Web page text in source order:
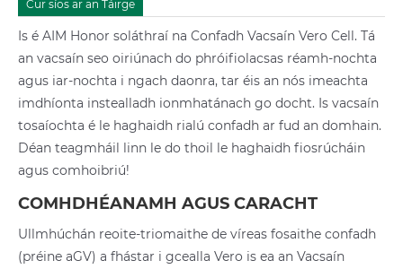
Cur síos ar an Táirge
Is é AIM Honor soláthraí na Confadh Vacsaín Vero Cell. Tá
an vacsaín seo oiriúnach do phróifiolacsas réamh-nochta
agus iar-nochta i ngach daonra, tar éis an nós imeachta
imdhíonta instealladh ionmhatánach go docht. Is vacsaín
tosaíochta é le haghaidh rialú confadh ar fud an domhain.
Déan teagmháil linn le do thoil le haghaidh fiosrúcháin
agus comhoibriú!
COMHDHÉANAMH AGUS CARACHT
Ullmhúchán reoite-triomaithe de víreas fosaithe confadh
(préine aGV) a fhástar i gcealla Vero is ea an Vacsaín